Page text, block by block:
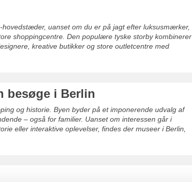
uanset om du er på jagt efter luksusmærker,
shoppingcentre. Den populære tyske storby kombinerer
kreative butikker og store outletcentre med
besøge i Berlin
og historie. Byen byder på et imponerende udvalg af
– også for familier. Uanset om interessen går i
eller interaktive oplevelser, findes der museer i Berlin,